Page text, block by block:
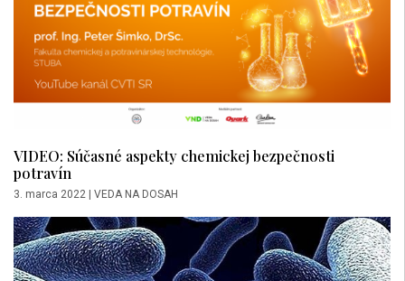
VIDEO: Súčasné aspekty chemickej bezpečnosti
potravín
3. marca 2022 | VEDA NA DOSAH